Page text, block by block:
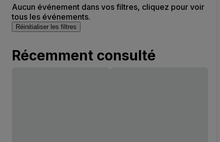
Aucun événement dans vos filtres, cliquez pour voir
tous les événements.
Réinitialiser les filtres
Récemment consulté